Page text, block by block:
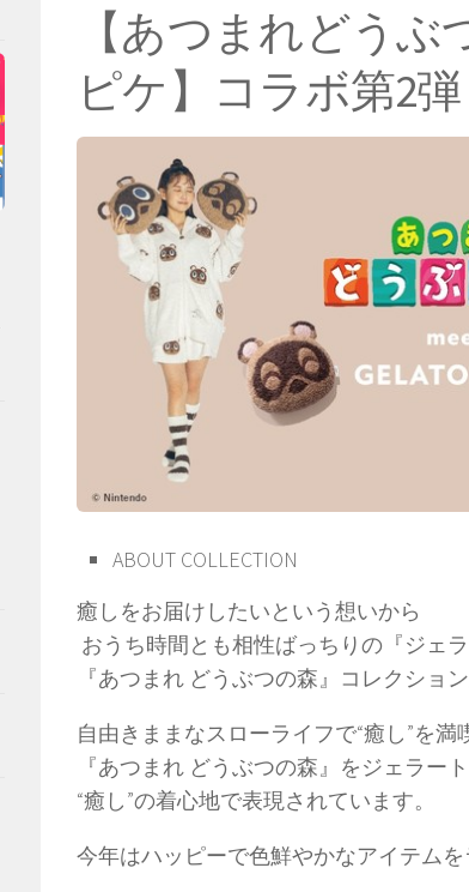
【あつまれどうぶ
ピケ】コラボ第2弾
ABOUT COLLECTION
癒しをお届けしたいという想いから
おうち時間とも相性ばっちりの『ジェ
『あつまれ どうぶつの森』コレクショ
自由きままなスローライフで“癒し”を満
『あつまれ どうぶつの森』をジェラー
“癒し”の着心地で表現されています。
今年はハッピーで色鮮やかなアイテムを